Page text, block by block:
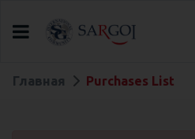
Главная Purchases List